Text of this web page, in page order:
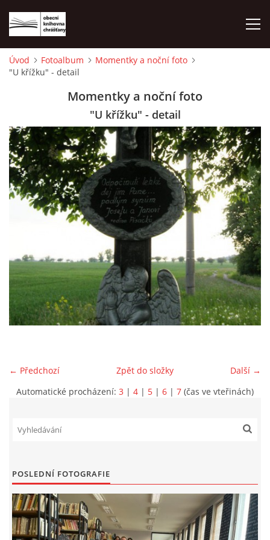
ÚVOD
VÝPŮJČNÍ DOBA
KONTAKTY
ON-LINE KATALOG
WEBOVÁ KAMERA
VIDEA Z DRONU
"KNIHOBUDKY"
E-KNIHY DO KAŽDÉ KNIHOVNY
GRANTY A DOTACE
Úvod Fotoalbum
Momentky a noční foto
"U křížku" - detail
Momentky a noční foto
"U křížku" - detail
← Předchozí Další →
Zpět do složky
Automatické procházení: 3 | 4 | 5 | 6 | 7 (čas ve vteřinách)
POSLEDNÍ FOTOGRAFIE